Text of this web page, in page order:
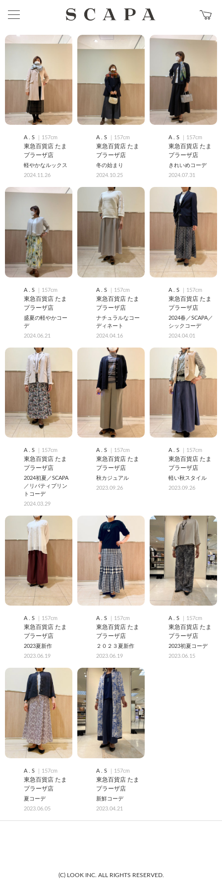
A . S ｜157cm
東急百貨店 たま
プラーザ店
軽やかなルックス
2024.11.26
A . S ｜157cm
東急百貨店 たま
プラーザ店
冬の始まり
2024.10.25
A . S ｜157cm
東急百貨店 たま
プラーザ店
きれいめコーデ
2024.07.31
A . S ｜157cm
東急百貨店 たま
プラーザ店
盛夏の軽やかコー
デ
2024.06.21
A . S ｜157cm
東急百貨店 たま
プラーザ店
ナチュラルなコー
ディネート
2024.04.16
A . S ｜157cm
東急百貨店 たま
プラーザ店
2024春／SCAPA／
シックコーデ
2024.04.01
A . S ｜157cm
東急百貨店 たま
プラーザ店
2024初夏／SCAPA
／リバティプリン
トコーデ
2024.03.29
A . S ｜157cm
東急百貨店 たま
プラーザ店
秋カジュアル
2023.09.26
A . S ｜157cm
東急百貨店 たま
プラーザ店
軽い秋スタイル
2023.09.26
A . S ｜157cm
東急百貨店 たま
プラーザ店
2023夏新作
2023.06.19
A . S ｜157cm
東急百貨店 たま
プラーザ店
２０２３夏新作
2023.06.19
A . S ｜157cm
東急百貨店 たま
プラーザ店
2023初夏コーデ
2023.06.15
A . S ｜157cm
東急百貨店 たま
プラーザ店
夏コーデ
2023.06.05
A . S ｜157cm
東急百貨店 たま
プラーザ店
新鮮コーデ
2023.04.21
(C) LOOK INC. ALL RIGHTS RESERVED.